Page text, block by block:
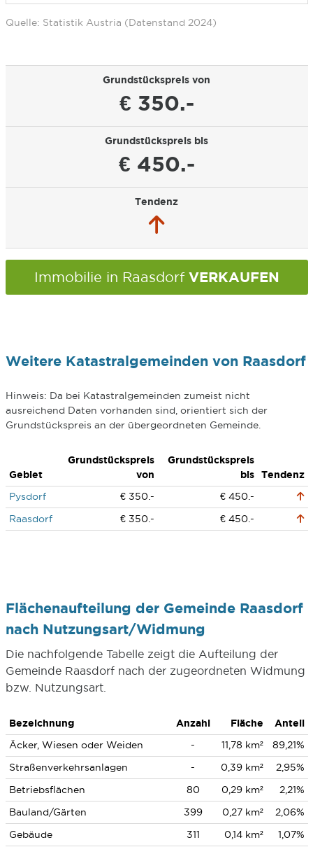
Quelle: Statistik Austria (Datenstand 2024)
Grundstückspreis von
€ 350.-
Grundstückspreis bis
€ 450.-
Tendenz
Immobilie in Raasdorf VERKAUFEN
Weitere Katastralgemeinden von Raasdorf
Hinweis: Da bei Katastralgemeinden zumeist nicht
ausreichend Daten vorhanden sind, orientiert sich der
Grundstückspreis an der übergeordneten Gemeinde.
Gebiet
Grundstückspreis
von
Grundstückspreis
bis
Tendenz
Pysdorf
€ 350.-
€ 450.-
Raasdorf
€ 350.- € 450.-
Flächenaufteilung der Gemeinde Raasdorf
nach Nutzungsart/Widmung
Die nachfolgende Tabelle zeigt die Aufteilung der
Gemeinde Raasdorf nach der zugeordneten Widmung
bzw. Nutzungsart.
Bezeichnung Anzahl Fläche
Anteil
Äcker, Wiesen oder Weiden
- 11,78 km²
89,21%
Straßenverkehrsanlagen
- 0,39 km²
2,95%
Betriebsflächen
80 0,29 km²
2,21%
Bauland/Gärten
399 0,27 km²
2,06%
Gebäude
311 0,14 km² 1,07%